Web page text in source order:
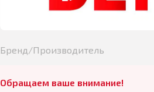
Бренд/Производитель
Обращаем ваше внимание!